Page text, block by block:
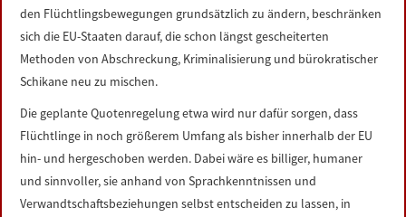
den Flüchtlingsbewegungen grundsätzlich zu ändern, beschränken
sich die EU-Staaten darauf, die schon längst gescheiterten
Methoden von Abschreckung, Kriminalisierung und bürokratischer
Schikane neu zu mischen.
Die geplante Quotenregelung etwa wird nur dafür sorgen, dass
Flüchtlinge in noch größerem Umfang als bisher innerhalb der EU
hin- und hergeschoben werden. Dabei wäre es billiger, humaner
und sinnvoller, sie anhand von Sprachkenntnissen und
Verwandtschaftsbeziehungen selbst entscheiden zu lassen, in